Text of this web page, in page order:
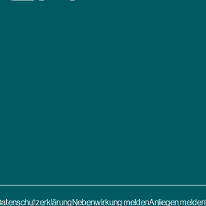
Nebenwirkung meldenAnliegen melden